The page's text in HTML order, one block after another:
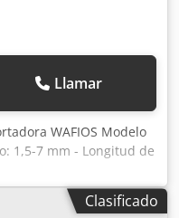
Llamar
WAFIOS Modelo
1,5-7 mm - Longitud de
min - Motor: 7,5 kW
2000 mm Velocidad:
Motor: 7,5 kWClasificado